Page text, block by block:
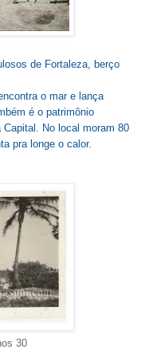
de Fortaleza, berço
o mar e lança
é o patrimônio
No local moram 80
pra longe o calor.
30